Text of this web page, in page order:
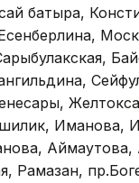
батыра,
Иманова,
Аймаутова,
Рамазан,